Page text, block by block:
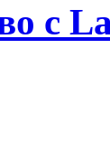
с